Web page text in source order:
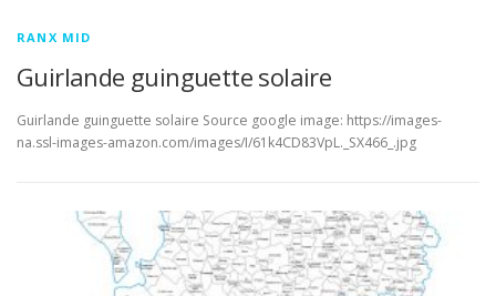
RANX MID
Guirlande guinguette solaire
Guirlande guinguette solaire Source google image: https://images-
na.ssl-images-amazon.com/images/I/61k4CD83VpL._SX466_.jpg